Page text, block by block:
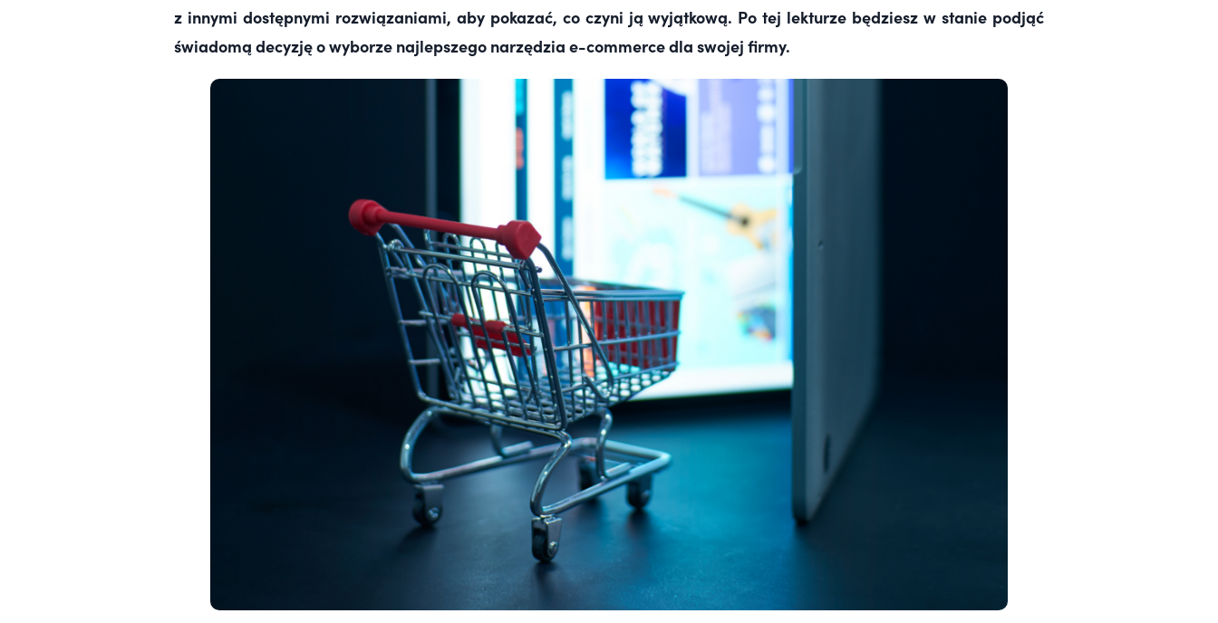
z innymi dostępnymi rozwiązaniami, aby pokazać, co czyni ją wyjątkową. Po tej lekturze będziesz w stanie podjąć
świadomą decyzję o wyborze najlepszego narzędzia e-commerce dla swojej firmy.